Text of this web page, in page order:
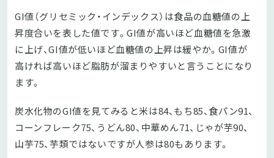
GI値（グリセミック・インデックス）は食品の血糖値の上
昇度合いを表した値です。GI値が高いほど血糖値を急激
に上げ、GI値が低いほど血糖値の上昇は緩やか。GI値が
高ければ高いほど脂肪が溜まりやすいと言うことになり
ます。
炭水化物のGI値を見てみると米は84、もち85、食パン91、
コーンフレーク75、うどん80、中華めん71、じゃが芋90、
山芋75、芋類ではないですが人参は80もあります。